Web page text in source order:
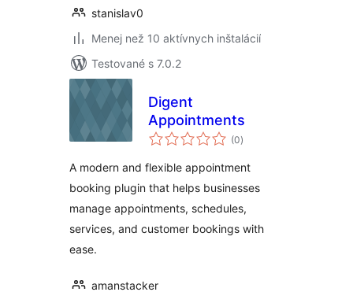
stanislav0
Menej než 10 aktívnych inštalácií
Testované s 7.0.2
Digent
Appointments
(0celkové
hodnotenie
)
A modern and flexible appointment
booking plugin that helps businesses
manage appointments, schedules,
services, and customer bookings with
ease.
amanstacker